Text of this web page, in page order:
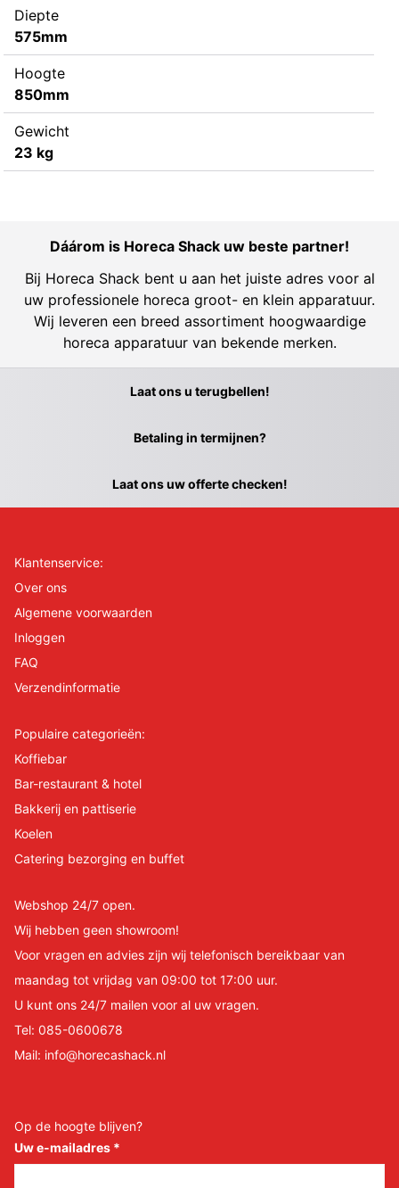
Diepte
575mm
Hoogte
850mm
Gewicht
23 kg
Dáárom is Horeca Shack uw beste partner!
Bij Horeca Shack bent u aan het juiste adres voor al
uw professionele horeca groot- en klein apparatuur.
Wij leveren een breed assortiment hoogwaardige
horeca apparatuur van bekende merken.
Laat ons u terugbellen!
Betaling in termijnen?
Laat ons uw offerte checken!
Klantenservice:
Over ons
Algemene voorwaarden
Inloggen
FAQ
Verzendinformatie
Populaire categorieën:
Koffiebar
Bar-restaurant & hotel
Bakkerij en pattiserie
Koelen
Catering bezorging en buffet
Webshop 24/7 open.
Wij hebben geen showroom!
Voor vragen en advies zijn wij telefonisch bereikbaar van
maandag tot vrijdag van 09:00 tot 17:00 uur.
U kunt ons 24/7 mailen voor al uw vragen.
Tel: 085-0600678
Mail: info@horecashack.nl
Op de hoogte blijven?
Uw e-mailadres *